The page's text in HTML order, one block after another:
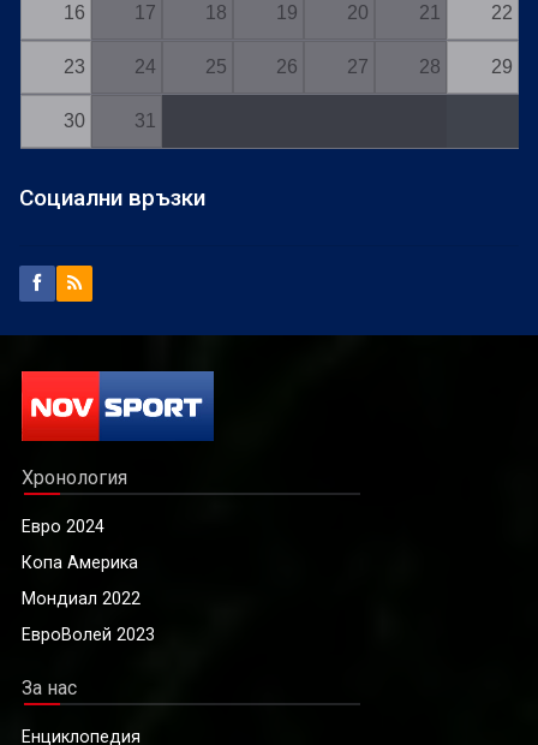
16 17 18 19 20 21 22
23 24 25 26 27 28 29
30 31
Социални връзки
Хронология
Евро 2024
Копа Америка
Мондиал 2022
ЕвроВолей 2023
За нас
Енциклопедия